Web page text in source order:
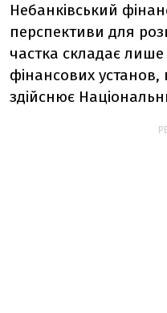
Небанківський
перспективи для
частка складає лише
фінансових
здійснює